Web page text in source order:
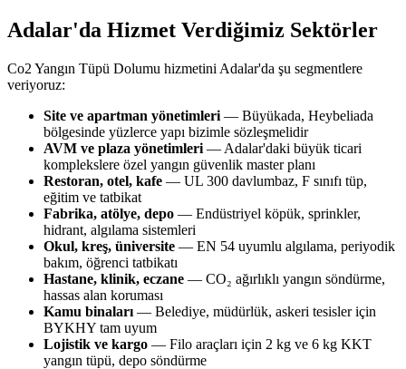
Adalar'da Hizmet Verdiğimiz Sektörler
Co2 Yangın Tüpü Dolumu hizmetini Adalar'da şu segmentlere
veriyoruz:
Site ve apartman yönetimleri — Büyükada, Heybeliada
bölgesinde yüzlerce yapı bizimle sözleşmelidir
AVM ve plaza yönetimleri — Adalar'daki büyük ticari
komplekslere özel yangın güvenlik master planı
Restoran, otel, kafe — UL 300 davlumbaz, F sınıfı tüp,
eğitim ve tatbikat
Fabrika, atölye, depo — Endüstriyel köpük, sprinkler,
hidrant, algılama sistemleri
Okul, kreş, üniversite — EN 54 uyumlu algılama, periyodik
bakım, öğrenci tatbikatı
Hastane, klinik, eczane — CO₂ ağırlıklı yangın söndürme,
hassas alan koruması
Kamu binaları — Belediye, müdürlük, askeri tesisler için
BYKHY tam uyum
Lojistik ve kargo — Filo araçları için 2 kg ve 6 kg KKT
yangın tüpü, depo söndürme